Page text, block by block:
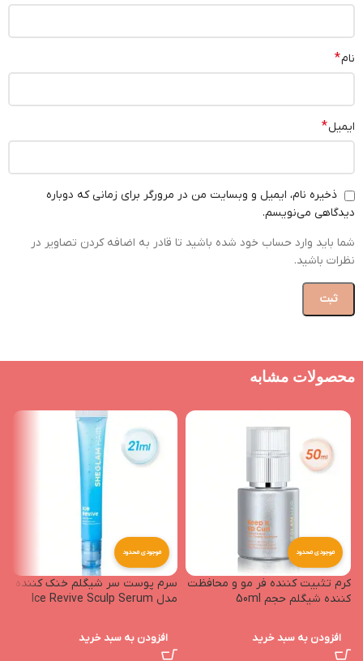
نام*
ایمیل*
ذخیره نام، ایمیل و وبسایت من در مرورگر برای زمانی که دوباره
دیدگاهی می‌نویسم.
شما باید وارد حساب خود شده باشید تا قادر به اضافه کردن تصاویر در
نظرات باشید.
محصولات مشابه
موجودی محدود
کرم تثبیت کننده فر مو و محافظت
کننده شیگلم حجم 50ml
افزودن به سبد خرید
موجودی محدود
سرم پوست سر شیگلم خنک کننده
مدل Ice Revive Sculp Serum
افزودن به سبد خرید